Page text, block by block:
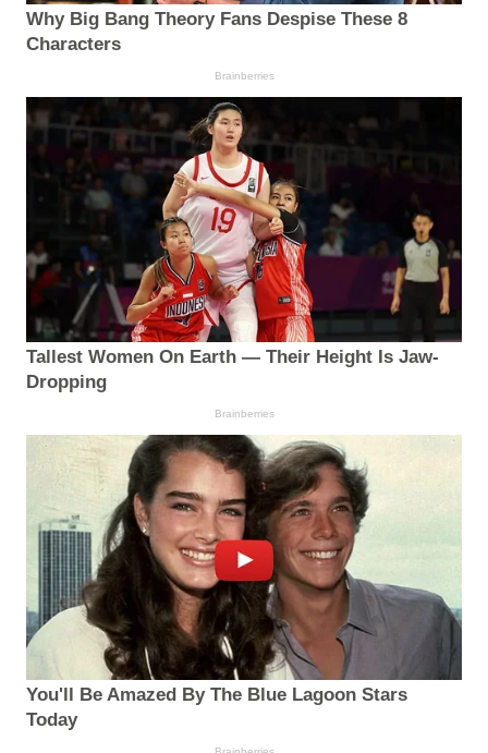
Why Big Bang Theory Fans Despise These 8
Characters
Brainberries
Tallest Women On Earth — Their Height Is Jaw-
Dropping
Brainberries
You'll Be Amazed By The Blue Lagoon Stars
Today